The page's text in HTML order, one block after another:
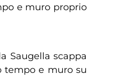
e muro proprio
Saugella scappa
tempo e muro su